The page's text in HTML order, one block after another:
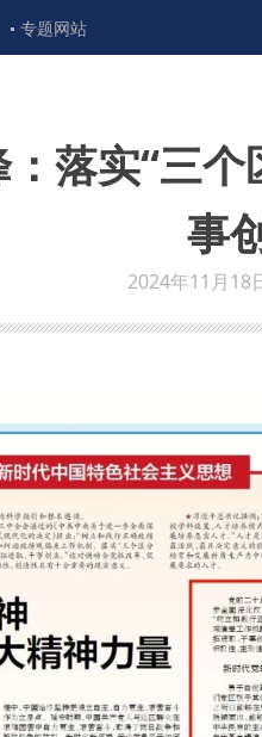
专题网站
：落实“三
事
2024年11月18